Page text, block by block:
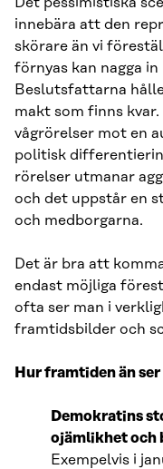
innebära att den
skörare än vi
förnyas kan nagga
Beslutsfattarna
makt som finns
vågrörelser mot en
politisk
rörelser utmanar
och det uppstår en
och medborgarna.
Det är bra att
endast möjliga
ofta ser man i
framtidsbilder och
Hur framtiden än
Demokratins
ojämlikhet och
Exempelvis i